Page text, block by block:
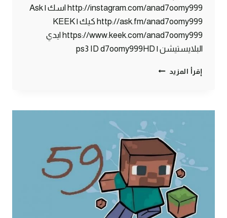
http://instagram.com/anad7oomy999 اسك | Ask
http://ask.fm/anad7oomy999 كيك | KEEK
https://www.keek.com/anad7oomy999 ايدي
البلايستيشن | ps3 ID d7oomy999HD
إقرأ المزيد ماين
قرر
يفتح
بنك
#60
|
60#
MINECRAFT
:
D7OOMY999